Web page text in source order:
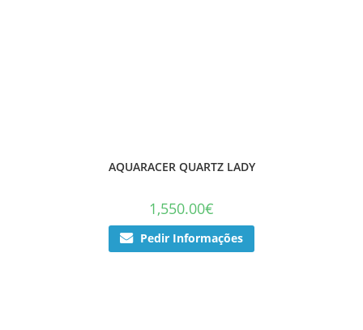
AQUARACER QUARTZ LADY
1,550.00€
Pedir Informações